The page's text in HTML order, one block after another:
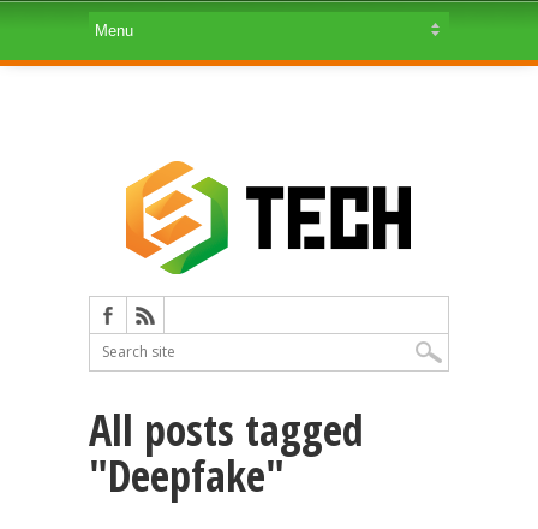
All posts tagged
"Deepfake"